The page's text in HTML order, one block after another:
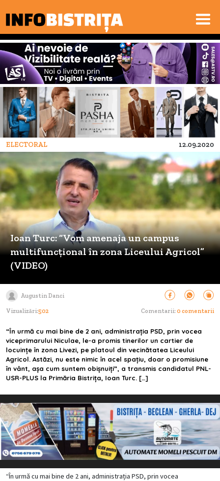
ELECTORAL 12.09.2020
Ioan Turc: “Vom amenaja un campus
multifuncțional în zona Liceului Agricol”
(VIDEO)
Augustin Danci
Vizualizări:502 Comentarii: 0 comentarii
“În urmă cu mai bine de 2 ani, administrația PSD, prin vocea
viceprimarului Niculae, le-a promis tinerilor un cartier de
locuințe în zona Livezi, pe platoul din vecinătatea Liceului
Agricol. Astăzi, nu este nimic în acel spațiu, doar o promisiune
în vânt, așa cum suntem obișnuiți”, a transmis candidatul PNL-
USR-PLUS la Primăria Bistrița, Ioan Turc. […]
“În urmă cu mai bine de 2 ani, administrația PSD, prin vocea